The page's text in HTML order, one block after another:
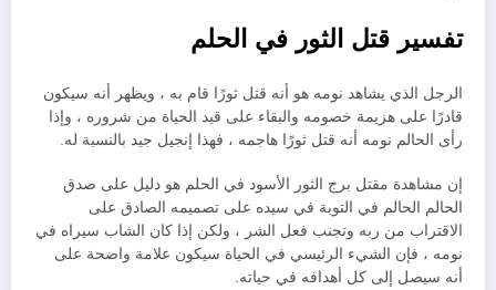
تفسير قتل الثور في الحلم
الرجل الذي يشاهد نومه هو أنه قتل ثورًا قام به ، ويظهر أنه سيكون
قادرًا على هزيمة خصومه والبقاء على قيد الحياة من شروره ، وإذا
رأى الحالم نومه أنه قتل ثورًا هاجمه ، فهذا إنجيل جيد بالنسبة له.
إن مشاهدة مقتل برج الثور الأسود في الحلم هو دليل على صدق
الحالم الحالم في التوبة في سيده على تصميمه الصادق على
الاقتراب من ربه وتجنب فعل الشر ، ولكن إذا كان الشاب سيراه في
نومه ، فإن الشيء الرئيسي في الحياة سيكون علامة واضحة على
أنه سيصل إلى كل أهدافه في حياته.